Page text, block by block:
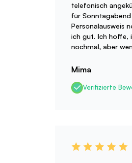
telefonisch
für
Personalausweis
ich gut. Ich hoffe,
nochmal, aber
Mima
Verifizierte